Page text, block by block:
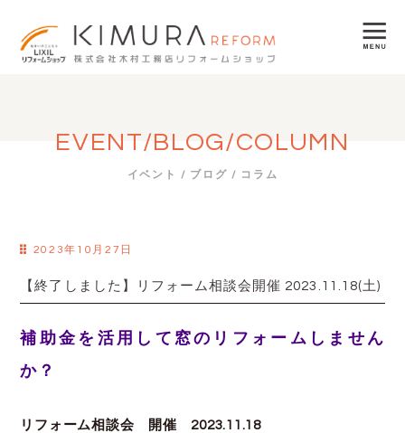
EVENT/BLOG/COLUMN
イベント / ブログ / コラム
2023年10月27日
【終了しました】リフォーム相談会開催 2023.11.18(土)
補助金を活用して窓のリフォームしません
か？
リフォーム相談会 開催 2023.11.18